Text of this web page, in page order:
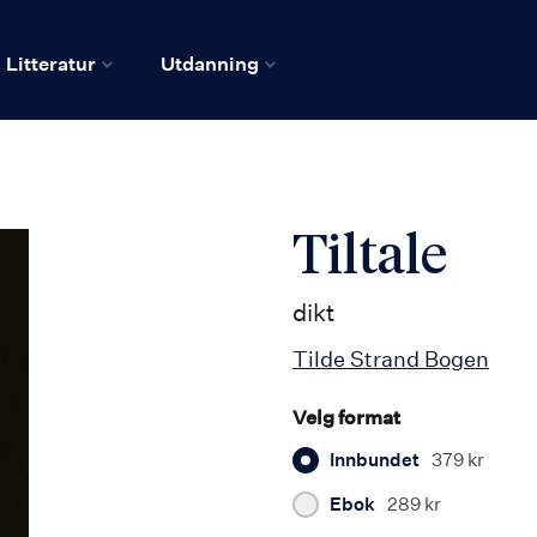
Litteratur Utdanning
Tiltale
dikt
Tilde Strand Bogen
Velg format
Innbundet 379 kr
Ebok 289 kr